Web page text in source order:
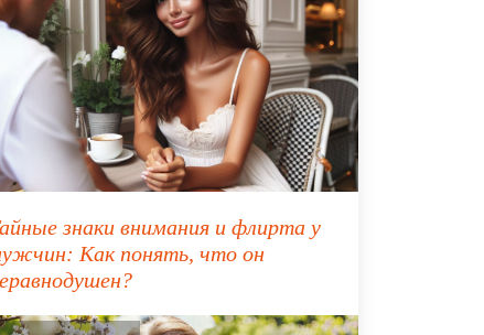
знаки внимания и флирта у
Как понять, что он